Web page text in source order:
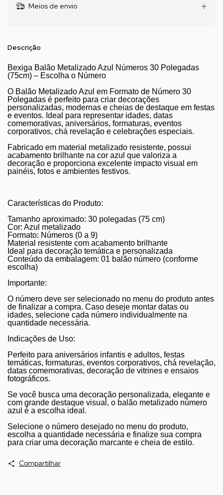
Meios de envio
Descrição
Bexiga Balão Metalizado Azul Números 30 Polegadas
(75cm) – Escolha o Número
O Balão Metalizado Azul em Formato de Número 30
Polegadas é perfeito para criar decorações
personalizadas, modernas e cheias de destaque em festas
e eventos. Ideal para representar idades, datas
comemorativas, aniversários, formaturas, eventos
corporativos, chá revelação e celebrações especiais.
Fabricado em material metalizado resistente, possui
acabamento brilhante na cor azul que valoriza a
decoração e proporciona excelente impacto visual em
painéis, fotos e ambientes festivos.
Características do Produto:
Tamanho aproximado: 30 polegadas (75 cm)
Cor: Azul metalizado
Formato: Números (0 a 9)
Material resistente com acabamento brilhante
Ideal para decoração temática e personalizada
Conteúdo da embalagem: 01 balão número (conforme
escolha)
Importante:
O número deve ser selecionado no menu do produto antes
de finalizar a compra. Caso deseje montar datas ou
idades, selecione cada número individualmente na
quantidade necessária.
Indicações de Uso:
Perfeito para aniversários infantis e adultos, festas
temáticas, formaturas, eventos corporativos, chá revelação,
datas comemorativas, decoração de vitrines e ensaios
fotográficos.
Se você busca uma decoração personalizada, elegante e
com grande destaque visual, o balão metalizado número
azul é a escolha ideal.
Selecione o número desejado no menu do produto,
escolha a quantidade necessária e finalize sua compra
para criar uma decoração marcante e cheia de estilo.
Compartilhar